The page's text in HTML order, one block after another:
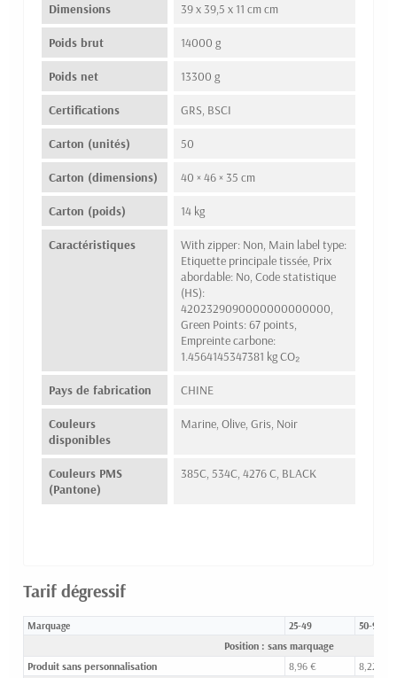
Dimensions 39 x 39,5 x 11 cm cm
Poids brut 14000 g
Poids net 13300 g
Certifications GRS, BSCI
Carton (unités) 50
Carton (dimensions) 40 × 46 × 35 cm
Carton (poids) 14 kg
Caractéristiques
With zipper: Non, Main label type:
Etiquette principale tissée, Prix
abordable: No, Code statistique
(HS):
4202329090000000000000,
Green Points: 67 points,
Empreinte carbone:
1.4564145347381 kg CO₂
Pays de fabrication CHINE
Couleurs
disponibles
Marine, Olive, Gris, Noir
Couleurs PMS
(Pantone)
385C, 534C, 4276 C, BLACK
Tarif dégressif
Marquage 25-49 50-99
Position : sans marquage
Produit sans personnalisation
8,96 €
8,22 €